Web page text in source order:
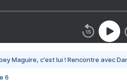
Maguire, c'est lui ! Rencontre avec
6